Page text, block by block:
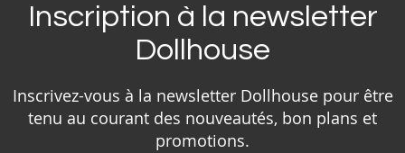
Inscription à la newsletter
Dollhouse
Inscrivez-vous à la newsletter Dollhouse pour être
tenu au courant des nouveautés, bon plans et
promotions.